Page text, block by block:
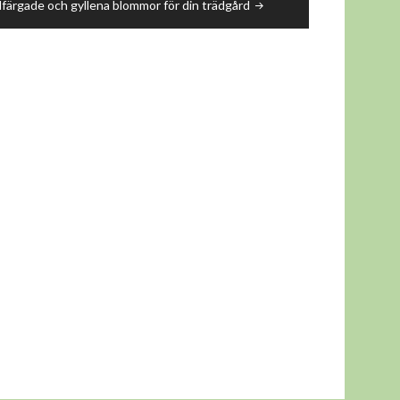
och gyllena blommor för din trädgård